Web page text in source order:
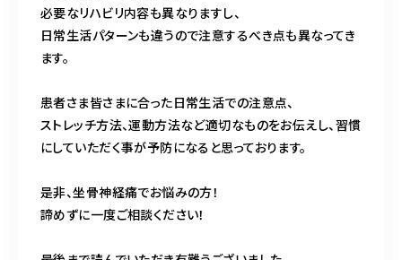
必要なリハビリ内容も異なりますし、
日常生活パターンも違うので注意するべき点も異なってき
ます。
患者さま皆さまに合った日常生活での注意点、
ストレッチ方法、運動方法など適切なものをお伝えし、習慣
にしていただく事が予防になると思っております。
是非、坐骨神経痛でお悩みの方！
諦めずに一度ご相談ください！